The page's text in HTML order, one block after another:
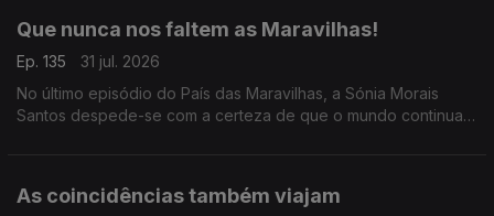
Que nunca nos faltem as Maravilhas!
Ep. 135
31 jul. 2026
No último episódio do País das Maravilhas, a Sónia Morais
Santos despede-se com a certeza de que o mundo continua
As coincidências também viajam